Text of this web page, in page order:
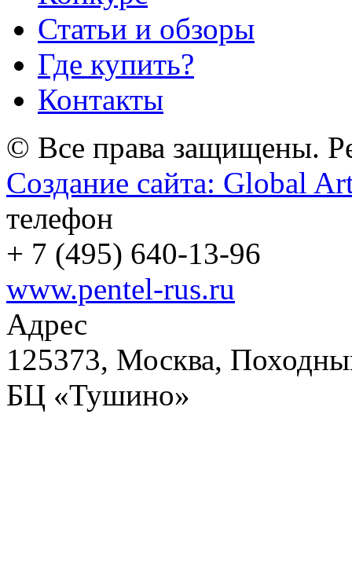
Статьи и обзоры
Где купить?
Контакты
© Все права защищены.
Создание сайта: Global
телефон
+ 7 (495) 640-13-96
www.pentel-rus.ru
Адрес
125373, Москва,
БЦ «Тушино»